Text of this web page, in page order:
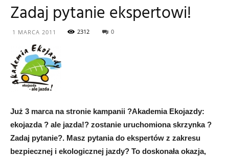
ekologiczna
Zadaj pytanie ekspertowi!
1 MARCA 2011 2312 0
Już 3 marca na stronie kampanii ?Akademia Ekojazdy:
ekojazda ? ale jazda!? zostanie uruchomiona skrzynka ?
Zadaj pytanie?. Masz pytania do ekspertów z zakresu
bezpiecznej i ekologicznej jazdy? To doskonała okazja,